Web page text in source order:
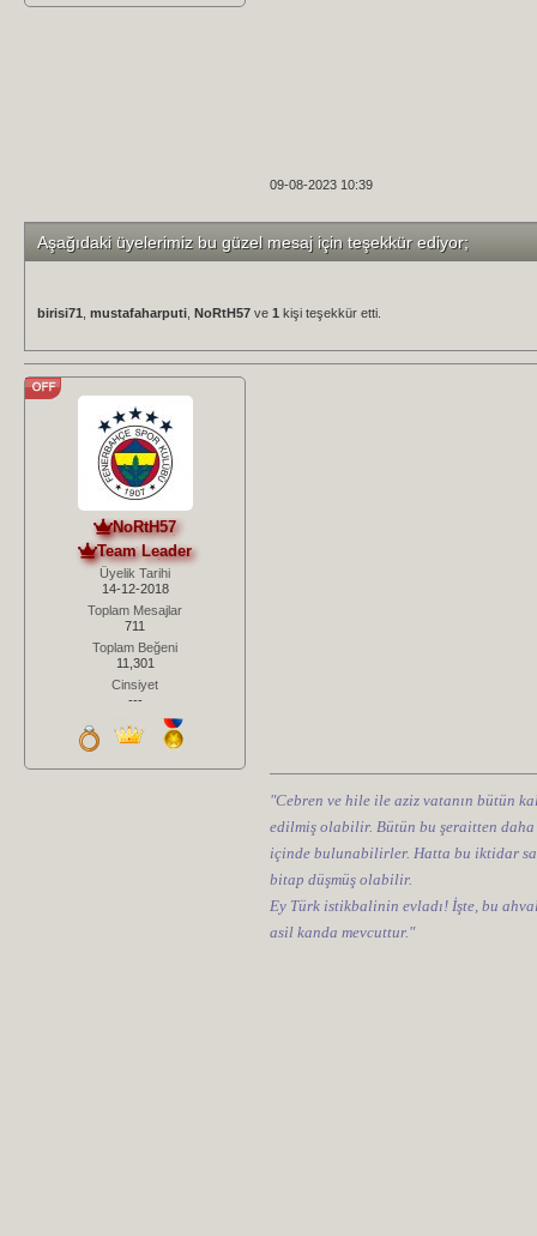
09-08-2023 10:39
Aşağıdaki üyelerimiz bu güzel mesaj için teşekkür ediyor;
birisi71 mustafaharputi NoRtH57 ve 1 kişi teşekkür etti.
NoRtH57
Team Leader
Üyelik Tarihi
14-12-2018
Toplam Mesajlar
711
Toplam Beğeni
11,301
Cinsiyet
---
"Cebren ve hile ile aziz vatanın bütün
edilmiş olabilir. Bütün bu şeraitten
içinde bulunabilirler. Hatta bu iktidar
bitap düşmüş olabilir.
Ey Türk istikbalinin evladı! İşte, bu
asil kanda mevcuttur."